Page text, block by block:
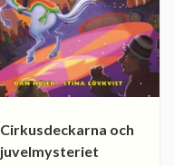
Cirkusdeckarna och
juvelmysteriet